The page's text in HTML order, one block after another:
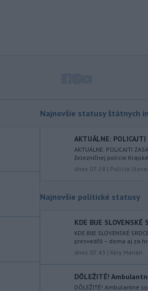
kampaň sa vo Francúzsku zamerala
kandidáta, bývalého
centristického premiéra Attala. Ako
informovala agentúra AFP, odhalil ju
dezinformačnej sieti s názvom
Na jednokoľajovom
železničnom priecestí v Lozorne
podvečer k zrážke
motorovým vozidlom.
Najnovšie statusy štátnych
AKTUÁLNE: POLICAJTI
AKTUÁLNE: POLICAJTI
železničnej polície
dnes 07:28 | Polícia
Najnovšie politické statusy
KDE BIJE SLOVENSKÉ
KDE BIJE SLOVENSKÉ
presvedčil – doma aj za
dnes 07:43 | Kéry Marián
DÔLEŽITÉ!
DÔLEŽITÉ! Ambulantné